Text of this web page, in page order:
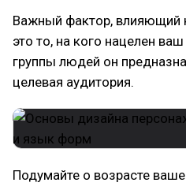
Важный фактор, влияющий
это то, на кого нацелен
группы людей он
целевая аудитория.
Подумайте о возрасте